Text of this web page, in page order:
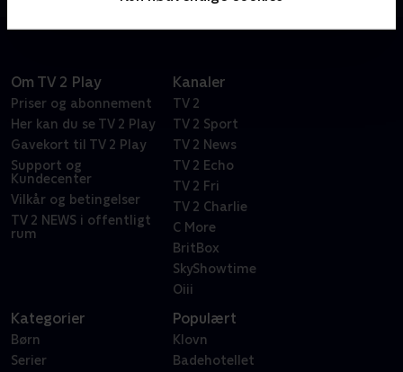
Om TV 2 Play
Priser og abonnement
Her kan du se TV 2 Play
Gavekort til TV 2 Play
Support og
Kundecenter
Vilkår og betingelser
TV 2 NEWS i offentligt
rum
Kanaler
TV 2
TV 2 Sport
TV 2 News
TV 2 Echo
TV 2 Fri
TV 2 Charlie
C More
BritBox
SkyShowtime
Oiii
Kategorier
Børn
Serier
Populært
Klovn
Badehotellet